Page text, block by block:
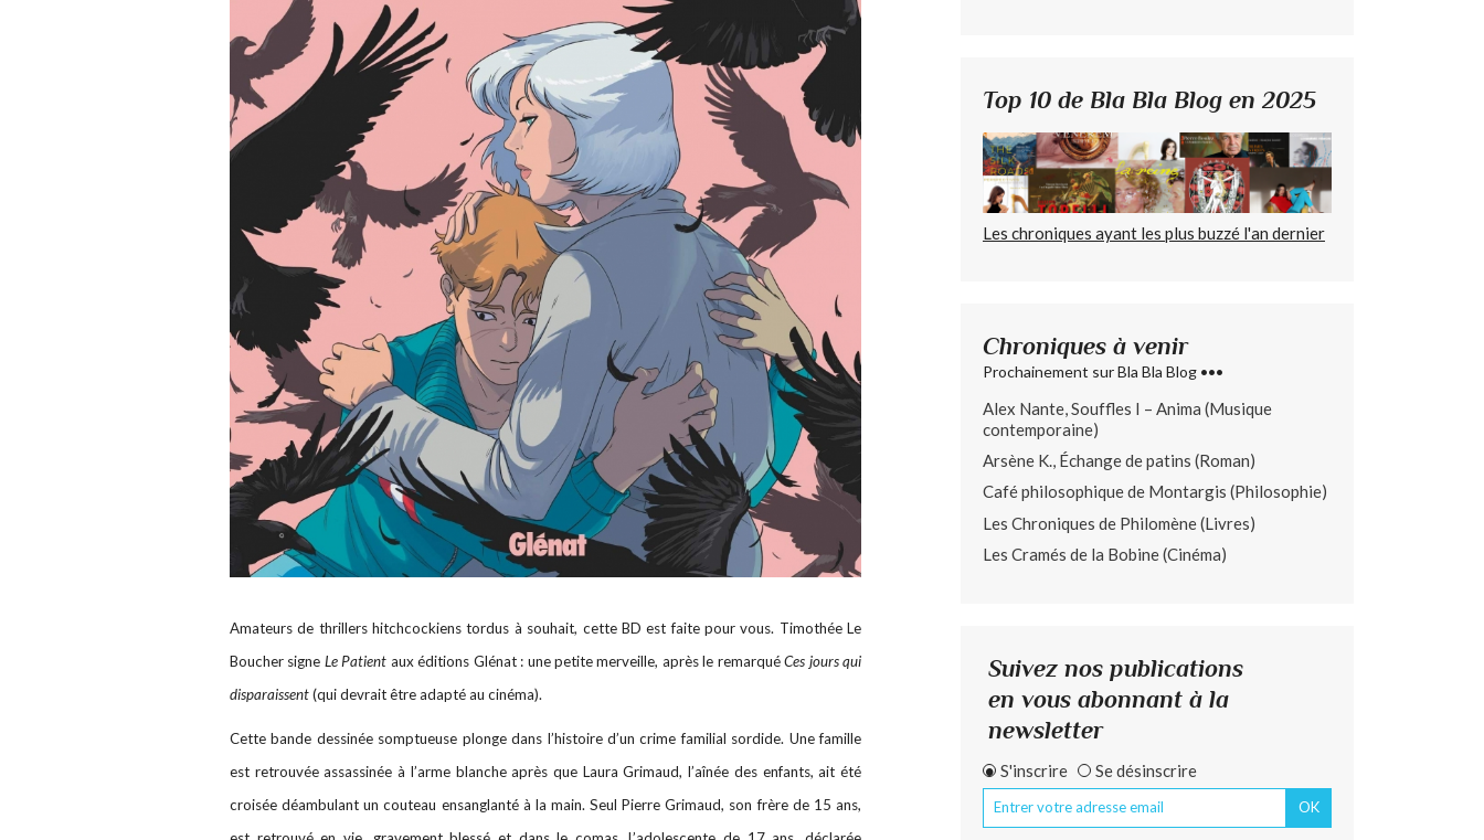
Amateurs de thrillers hitchcockiens tordus à souhait, cette BD est faite pour vous. Timothée Le
Boucher signe Le Patient aux éditions Glénat : une petite merveille, après le remarquéCes jours qui
disparaissent(qui devrait être adapté au cinéma).
Cette bande dessinée somptueuse plonge dans l’histoire d’un crime familial sordide. Une famille
est retrouvée assassinée à l’arme blanche après que Laura Grimaud, l’aînée des enfants, ait été
croisée déambulant un couteau ensanglanté à la main. Seul Pierre Grimaud, son frère de 15 ans,
Top 10 de Bla Bla Blog en 2025
Les chroniques ayant les plus buzzé l'an dernier
Chroniques à venir
Prochainement sur Bla Bla Blog •••
Alex Nante, Souffles I – Anima (Musique
contemporaine)
Arsène K., Échange de patins (Roman)
Café philosophique de Montargis (Philosophie)
Les Chroniques de Philomène (Livres)
Les Cramés de la Bobine (Cinéma)
Suivez nos publications
en vous abonnant à la
newsletter
S'inscrire Se désinscrire